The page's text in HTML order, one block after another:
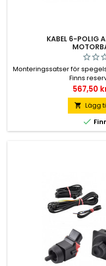
KABEL 6-POLIG
Monteringssatser för
Finns
Pris
567,50
 Lägg
